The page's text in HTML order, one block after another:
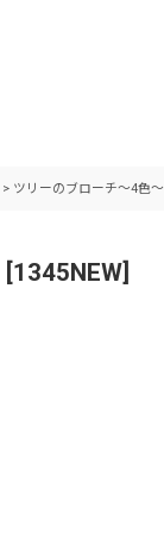
> ツリーのブローチ〜4色〜
[1345NEW]